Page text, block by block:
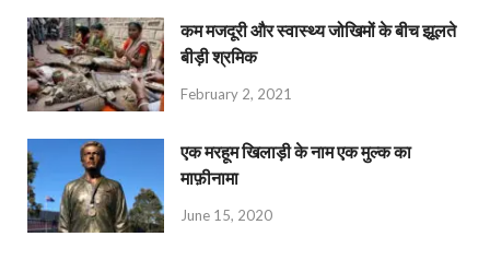
कम मजदूरी और स्वास्थ्य जोखिमों के बीच झूलते
बीड़ी श्रमिक
February 2, 2021
एक मरहूम खिलाड़ी के नाम एक मुल्क का
माफ़ीनामा
June 15, 2020